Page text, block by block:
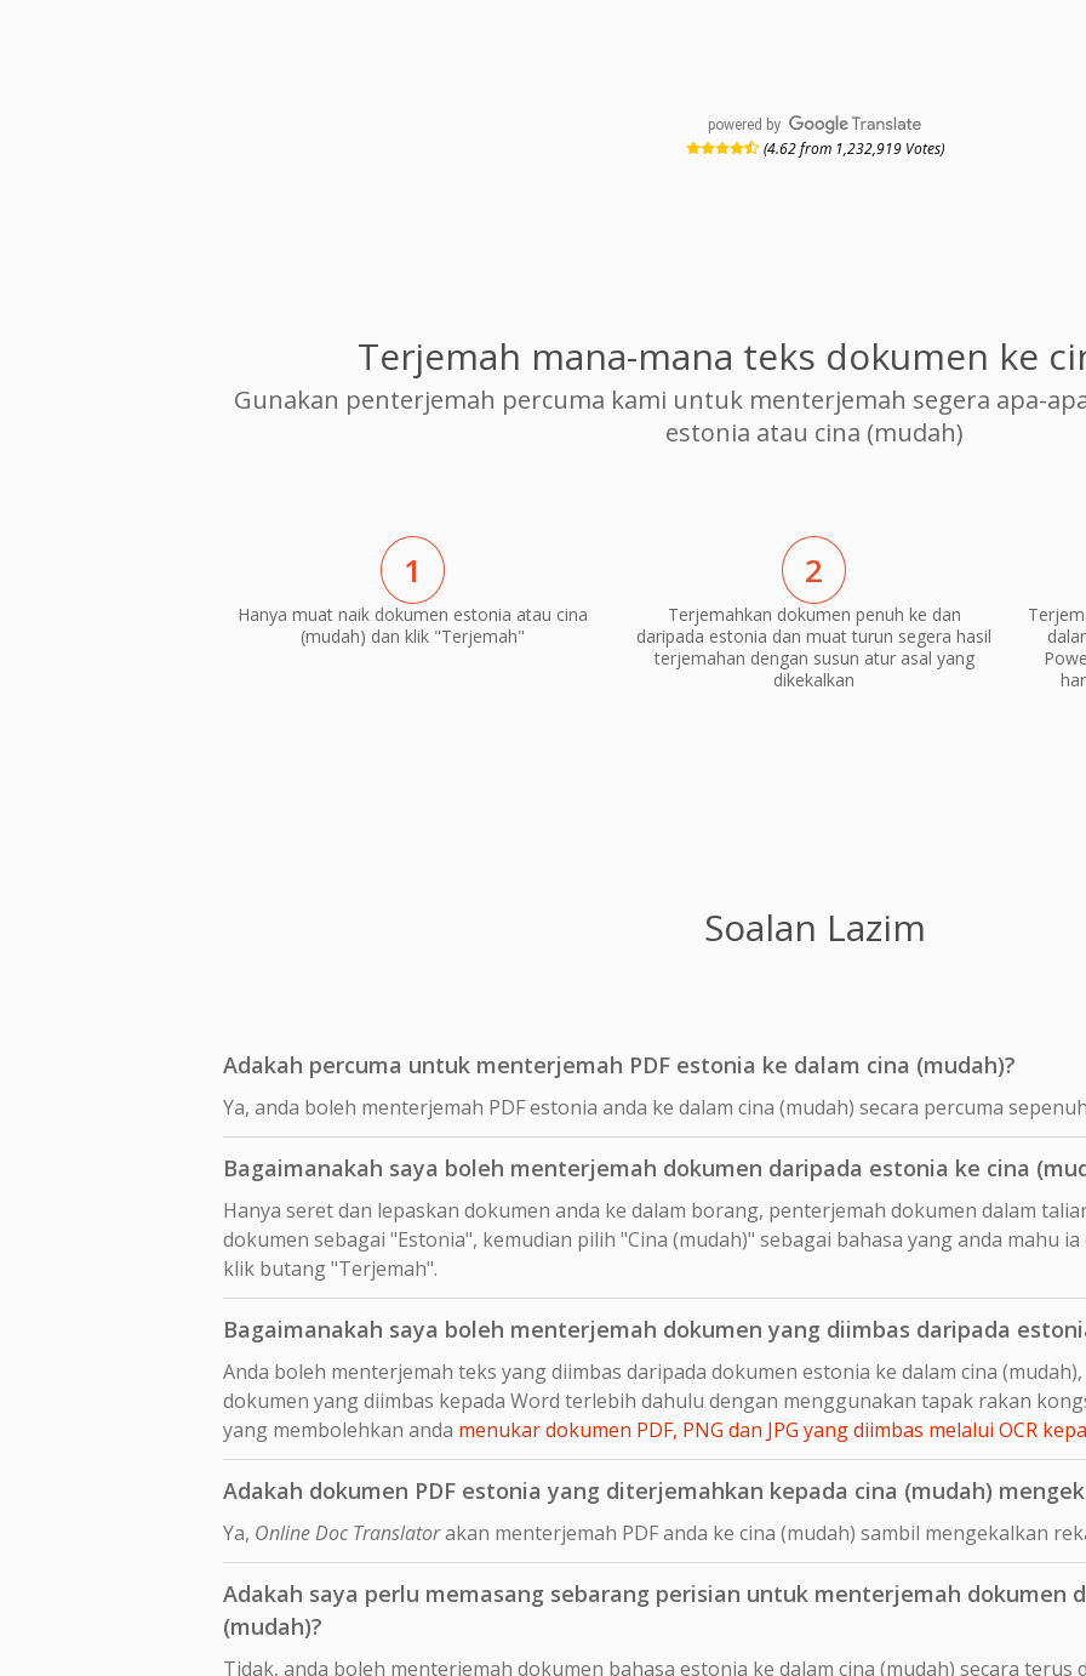
powered by
(4.62 from 1,232,919 Votes)
Terjemah mana-mana teks dokumen ke
Gunakan penterjemah percuma kami untuk menterjemah segera apa-
estonia atau cina (mudah)
1
Hanya muat naik dokumen estonia atau cina
(mudah) dan klik "Terjemah"
2
Terjemahkan dokumen penuh ke dan
daripada estonia dan muat turun segera hasil
terjemahan dengan susun atur asal yang
dikekalkan
Soalan Lazim
Adakah percuma untuk menterjemah PDF estonia ke dalam cina (mudah)?
Ya, anda boleh menterjemah PDF estonia anda ke dalam cina (mudah) secara percuma
Bagaimanakah saya boleh menterjemah dokumen daripada estonia ke cina
Hanya seret dan lepaskan dokumen anda ke dalam borang, penterjemah dokumen dalam
dokumen sebagai "Estonia", kemudian pilih "Cina (mudah)" sebagai bahasa yang anda mahu
klik butang "Terjemah".
Bagaimanakah saya boleh menterjemah dokumen yang diimbas daripada
Anda boleh menterjemah teks yang diimbas daripada dokumen estonia ke dalam cina
dokumen yang diimbas kepada Word terlebih dahulu dengan menggunakan tapak rakan
yang membolehkan anda menukar dokumen PDF, PNG dan JPG yang diimbas melalui OCR
Adakah dokumen PDF estonia yang diterjemahkan kepada cina (mudah)
Ya, Online Doc Translatorakan menterjemah PDF anda ke cina (mudah) sambil mengekalkan
Adakah saya perlu memasang sebarang perisian untuk menterjemah dokumen
(mudah)?
Tidak, anda boleh menterjemah dokumen bahasa estonia ke dalam cina (mudah) secara terus